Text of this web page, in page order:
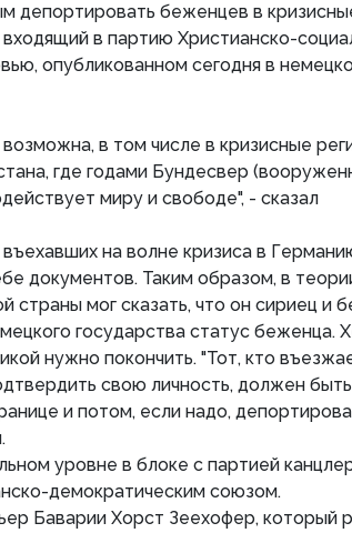
депортировать беженцев в
в партию Христианско-
опубликованном сегодня в
в том числе в кризисные
где годами Бундесвер
миру и свободе", - сказал
на волне кризиса в
документов. Таким образом, в
страны мог сказать, что он сириец и
государства статус беженца.
нужно покончить. "Тот, кто
свою личность, должен быть
и потом, если надо,
уровне в блоке с партией
демократическим союзом.
Баварии Хорст Зеехофер, который